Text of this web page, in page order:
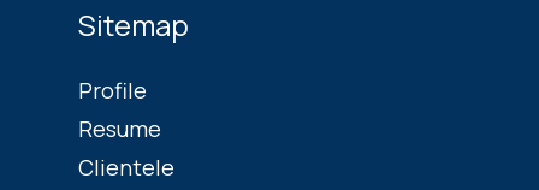
Sitemap
Profile
Resume
Clientele